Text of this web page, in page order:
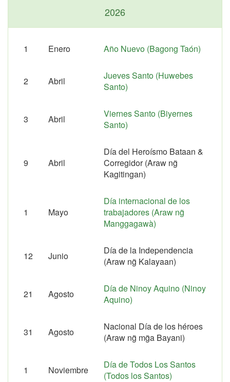
2026
1 Enero Año Nuevo (Bagong Taón)
2 Abril
Jueves Santo (Huwebes
Santo)
3 Abril
Viernes Santo (Biyernes
Santo)
9 Abril
Día del Heroísmo Bataan &
Corregidor (Araw ng̃
Kagitingan)
1 Mayo
Día internacional de los
trabajadores (Araw ng̃
Manggagawà)
12 Junio
Día de la Independencia
(Araw ng̃ Kalayaan)
21 Agosto
Día de Ninoy Aquino (Ninoy
Aquino)
31 Agosto
Nacional Día de los héroes
(Araw ng̃ mg̃a Bayani)
1 Noviembre
Día de Todos Los Santos
(Todos los Santos)